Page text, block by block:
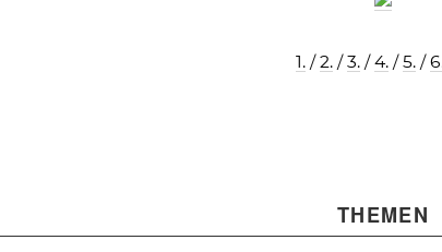
1. /2. /3. /4. /5. /
THEMEN